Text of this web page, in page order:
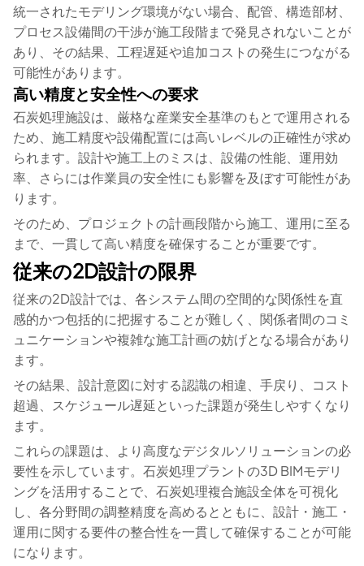
統一されたモデリング環境がない場合、配管、構造部材、
プロセス設備間の干渉が施工段階まで発見されないことが
あり、その結果、工程遅延や追加コストの発生につながる
可能性があります。
高い精度と安全性への要求
石炭処理施設は、厳格な産業安全基準のもとで運用される
ため、施工精度や設備配置には高いレベルの正確性が求め
られます。設計や施工上のミスは、設備の性能、運用効
率、さらには作業員の安全性にも影響を及ぼす可能性があ
ります。
そのため、プロジェクトの計画段階から施工、運用に至る
まで、一貫して高い精度を確保することが重要です。
従来の2D設計の限界
従来の2D設計では、各システム間の空間的な関係性を直
感的かつ包括的に把握することが難しく、関係者間のコミ
ュニケーションや複雑な施工計画の妨げとなる場合があり
ます。
その結果、設計意図に対する認識の相違、手戻り、コスト
超過、スケジュール遅延といった課題が発生しやすくなり
ます。
これらの課題は、より高度なデジタルソリューションの必
要性を示しています。石炭処理プラントの3D BIMモデリ
ングを活用することで、石炭処理複合施設全体を可視化
し、各分野間の調整精度を高めるとともに、設計・施工・
運用に関する要件の整合性を一貫して確保することが可能
になります。